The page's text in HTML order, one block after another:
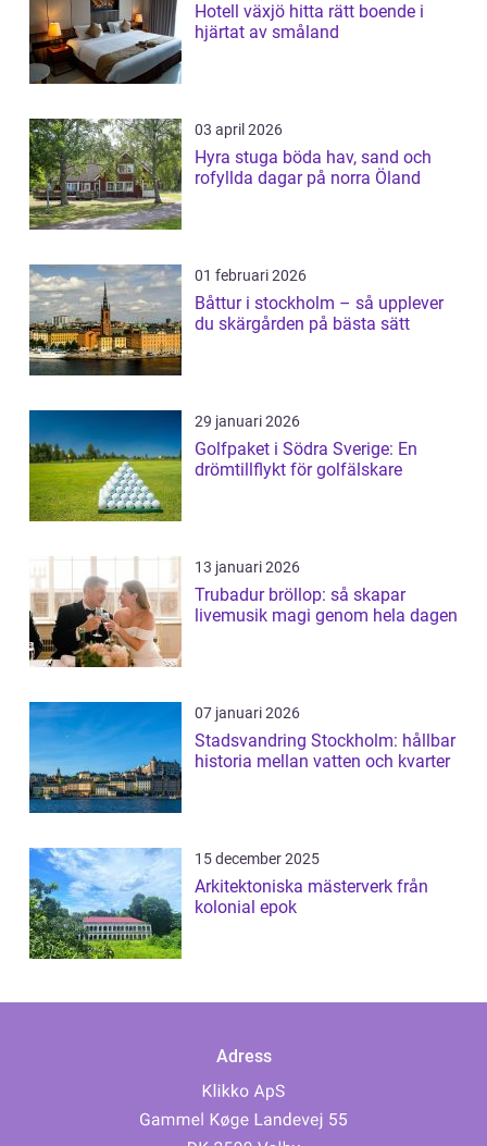
Hotell växjö hitta rätt boende i
hjärtat av småland
03 april 2026
Hyra stuga böda hav, sand och
rofyllda dagar på norra Öland
01 februari 2026
Båttur i stockholm – så upplever
du skärgården på bästa sätt
29 januari 2026
Golfpaket i Södra Sverige: En
drömtillflykt för golfälskare
13 januari 2026
Trubadur bröllop: så skapar
livemusik magi genom hela dagen
07 januari 2026
Stadsvandring Stockholm: hållbar
historia mellan vatten och kvarter
15 december 2025
Arkitektoniska mästerverk från
kolonial epok
Adress